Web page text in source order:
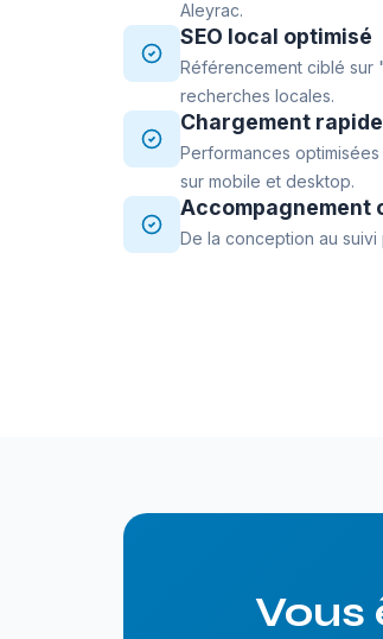
Aleyrac.
SEO local optimisé
Référencement ciblé sur
recherches locales.
Chargement rapide
Performances
sur mobile et desktop.
Accompagnement
De la conception au
Vous